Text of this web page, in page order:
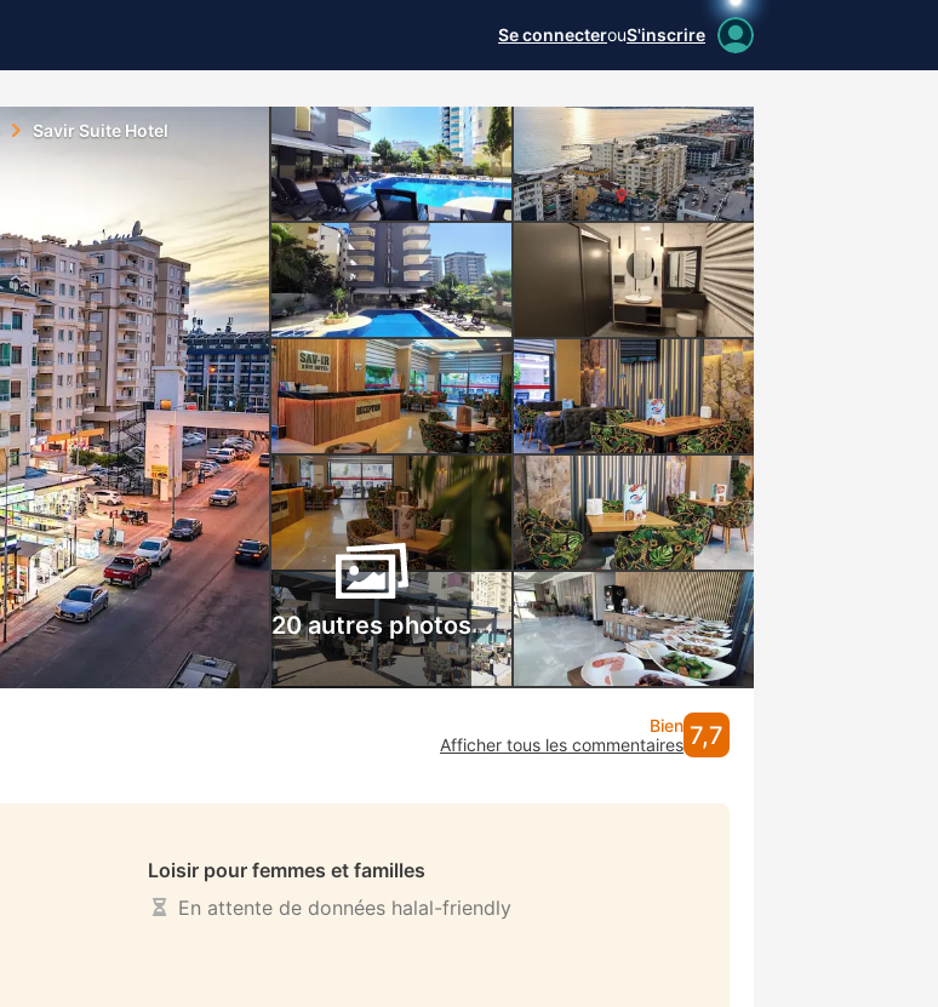
Se connecterouS'inscrire
Savir Suite Hotel
20 autres photos
Bien
Afficher tous les commentaires 7,7
Loisir pour femmes et familles
En attente de données halal-friendly